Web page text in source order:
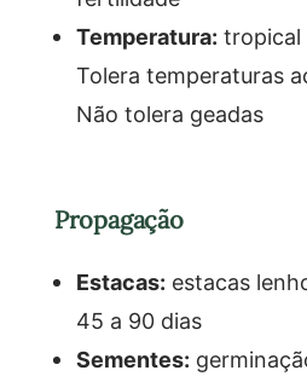
Temperatura: tropical
Tolera temperaturas
Não tolera geadas
Propagação
Estacas: estacas
45 a 90 dias
Sementes: